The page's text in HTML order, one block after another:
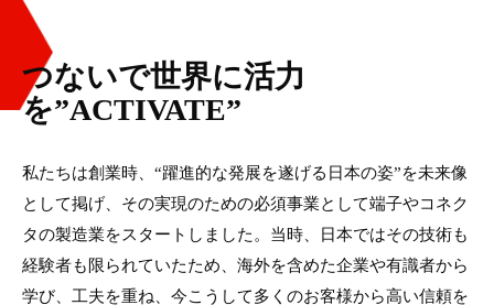
つないで世界に活力
を”ACTIVATE”
私たちは創業時、“躍進的な発展を遂げる日本の姿”を未来像
として掲げ、その実現のための必須事業として端子やコネク
タの製造業をスタートしました。当時、日本ではその技術も
経験者も限られていたため、海外を含めた企業や有識者から
学び、工夫を重ね、今こうして多くのお客様から高い信頼を